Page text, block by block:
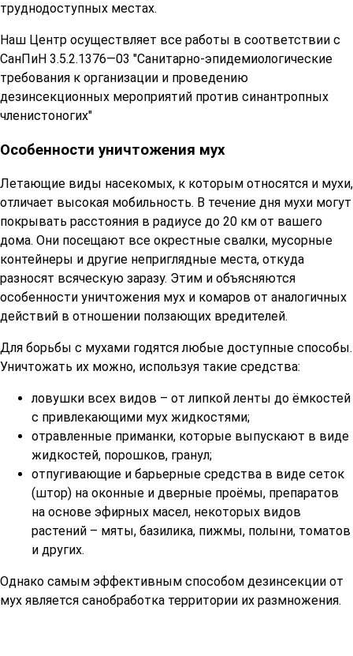
труднодоступных местах.
Наш Центр осуществляет все работы в соответствии с
СанПиН 3.5.2.1376—03 "Санитарно-эпидемиологические
требования к организации и проведению
дезинсекционных мероприятий против синантропных
членистоногих"
Особенности уничтожения мух
Летающие виды насекомых, к которым относятся и мухи,
отличает высокая мобильность. В течение дня мухи могут
покрывать расстояния в радиусе до 20 км от вашего
дома. Они посещают все окрестные свалки, мусорные
контейнеры и другие неприглядные места, откуда
разносят всяческую заразу. Этим и объясняются
особенности уничтожения мух и комаров от аналогичных
действий в отношении ползающих вредителей.
Для борьбы с мухами годятся любые доступные способы.
Уничтожать их можно, используя такие средства:
ловушки всех видов – от липкой ленты до ёмкостей
с привлекающими мух жидкостями;
отравленные приманки, которые выпускают в виде
жидкостей, порошков, гранул;
отпугивающие и барьерные средства в виде сеток
(штор) на оконные и дверные проёмы, препаратов
на основе эфирных масел, некоторых видов
растений – мяты, базилика, пижмы, полыни, томатов
и других.
Однако самым эффективным способом дезинсекции от
мух является санобработка территории их размножения.